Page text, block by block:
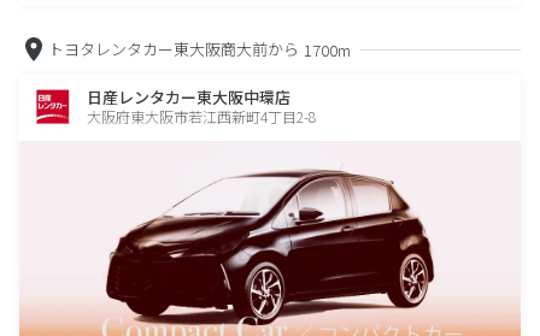
トヨタレンタカー東大阪商大前から 1700m
日産レンタカー東大阪中環店
大阪府東大阪市若江西新町4丁目2-8